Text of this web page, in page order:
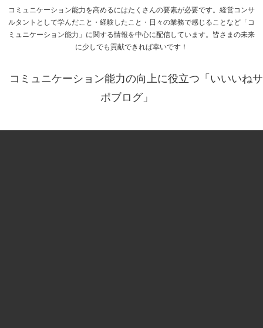
コミュニケーション能力を高めるにはたくさんの要素が必要です。経営コンサ
ルタントとして学んだこと・経験したこと・日々の業務で感じることなど「コ
ミュニケーション能力」に関する情報を中心に配信しています。皆さまの未来
に少しでも貢献できれば幸いです！
コミュニケーション能力の向上に役立つ「いいいねサ
ポブログ」